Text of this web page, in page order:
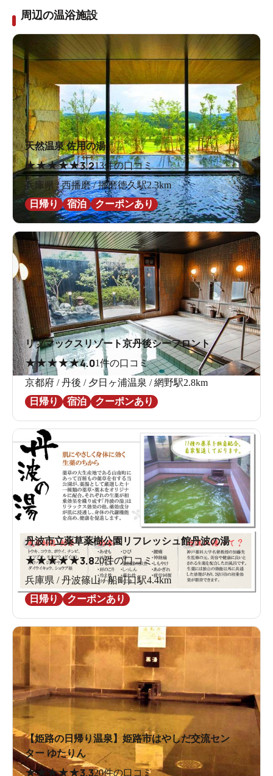
周辺の温浴施設
天然温泉 佐用の湯
★★★★★3.213件の口コミ
兵庫県 / 西播磨 / 播磨徳久駅2.3km
日帰り
宿泊 クーポンあり
リブマックスリゾート京丹後シーフロント
★★★★★4.01件の口コミ
京都府 / 丹後 / 夕日ヶ浦温泉 / 網野駅2.8km
日帰り
宿泊 クーポンあり
丹波市立薬草薬樹公園リフレッシュ館丹波の湯
★★★★★3.820件の口コミ
兵庫県 / 丹波篠山 / 船町口駅4.4km
日帰り
クーポンあり
【姫路の日帰り温泉】姫路市はやしだ交流セン
ター ゆたりん
★★★★★3.320件の口コミ